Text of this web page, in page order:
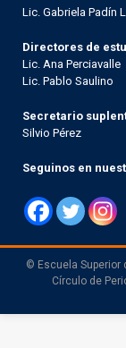
Lic. Gabriela Padín
Directores de
Lic. Ana Perciavalle
Lic. Pablo Saulino
Secretario
Silvio Pérez
Seguinos en
© Escuela Superior
Círculo de